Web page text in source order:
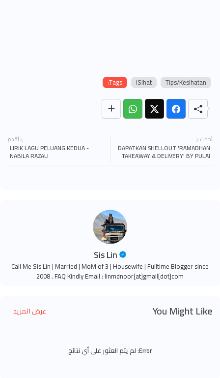
Tags: iSihat Tips/Kesihatan
أحدث
DAPATKAN SHELLOUT 'RAMADHAN
TAKEAWAY & DELIVERY' BY PULAI
أقدم
LIRIK LAGU PELUANG KEDUA -
NABILA RAZALI
Sis Lin
Call Me Sis Lin | Married | MoM of 3 | Housewife | Fulltime Blogger since
2008 . FAQ Kindly Email : linmdnoor[at]gmail[dot]com
You Might Like عرض المزيد
Error: لم يتم العثور على أي نتائج